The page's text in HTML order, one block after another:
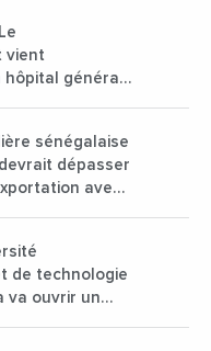
vient
hôpital général
sénégalaise
dépasser
avec
de technologie
va ouvrir un